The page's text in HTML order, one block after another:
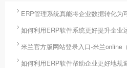
型方法，易陷入“功能冗余导致
改造”的困境。那么您知道如何
选择适合自己企业的ERP软件
源
续



